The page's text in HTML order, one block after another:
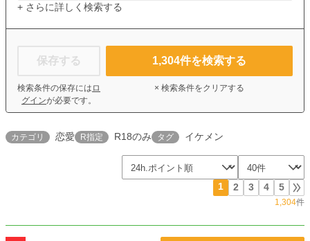
+ さらに詳しく検索する
保存する
検索条件の保存には ロ
グインが必要です。
1,304件を検索する
× 検索条件をクリアする
カテゴリ 恋愛 R指定 R18のみ タグ イケメン
1 2 3 4 5
1,304件